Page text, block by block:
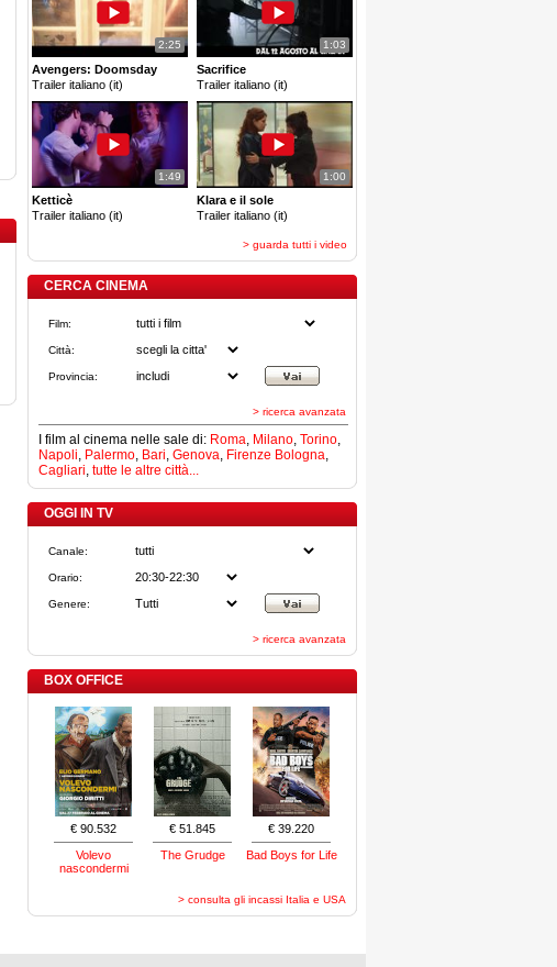
2:25
Avengers: Doomsday
Trailer italiano (it)
1:03
Sacrifice
Trailer italiano (it)
1:49
Ketticè
Trailer italiano (it)
1:00
Klara e il sole
Trailer italiano (it)
> guarda tutti i video
CERCA CINEMA
Film:
Città:
Provincia:
> ricerca avanzata
I film al cinema nelle sale di: Roma, Milano, Torino,
Napoli, Palermo, Bari, Genova, Firenze Bologna,
Cagliari, tutte le altre città...
OGGI IN TV
Canale:
Orario:
Genere:
> ricerca avanzata
BOX OFFICE
€ 90.532
Volevo
nascondermi
€ 51.845
The Grudge
€ 39.220
Bad Boys for Life
> consulta gli incassi Italia e USA